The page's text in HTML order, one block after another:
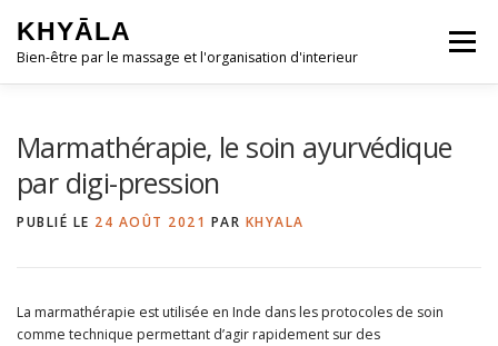
contenu
KHYĀLA
Bien-être par le massage et l'organisation d'interieur
Menu
Marmathérapie, le soin ayurvédique
par digi-pression
PUBLIÉ LE 24 AOÛT 2021 PAR KHYALA
La marmathérapie est utilisée en Inde dans les protocoles de soin
comme technique permettant d’agir rapidement sur des